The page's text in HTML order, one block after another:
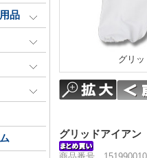
品
グリ
グリッドアイア